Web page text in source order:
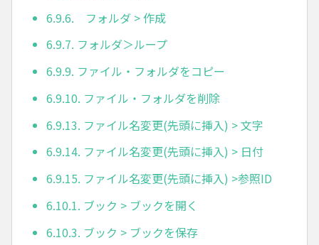
6.9.6. フォルダ > 作成
6.9.7. フォルダ＞ループ
6.9.9. ファイル・フォルダをコピー
6.9.10. ファイル・フォルダを削除
6.9.13. ファイル名変更(先頭に挿入) > 文字
6.9.14. ファイル名変更(先頭に挿入) > 日付
6.9.15. ファイル名変更(先頭に挿入) >参照ID
6.10.1. ブック > ブックを開く
6.10.3. ブック > ブックを保存